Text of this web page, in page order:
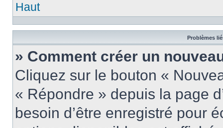
Haut
Problèmes
» Comment créer un
Cliquez sur le bouton «
« Répondre » depuis la page
besoin d’être enregistré pour